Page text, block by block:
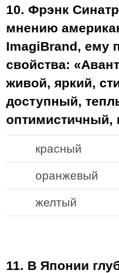
10. Фрэнк
мнению
ImagiBrand, ему
свойства:
живой, яркий,
доступный,
оптимистичный,
красный
оранжевый
желтый
11. В Японии